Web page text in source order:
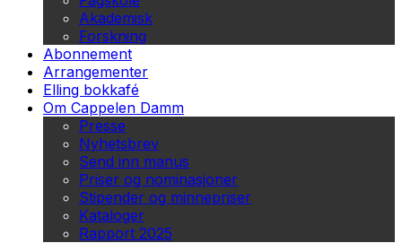
Akademisk
Forskning
Abonnement
Arrangementer
Elling bokkafé
Om Cappelen Damm
Presse
Nyhetsbrev
Send inn manus
Priser og nominasjoner
Stipender og minnepriser
Kataloger
Rapport 2025